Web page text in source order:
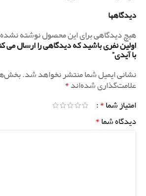
دیدگاهها
هیچ دیدگاهی برای این محصول نوشته
با آیدی”
نشانی ایمیل شما منتشر نخواهد شد.
علامت‌گذاری شده‌اند*
امتیاز شما*
دیدگاه شما*